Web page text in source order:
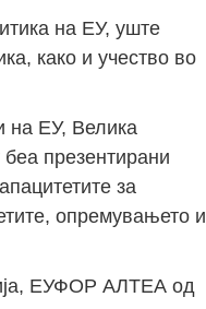
на ЕУ, уште
како и учество во
на ЕУ, Велика
презентирани
за
опремувањето и
ЕУФОР АЛТЕА од